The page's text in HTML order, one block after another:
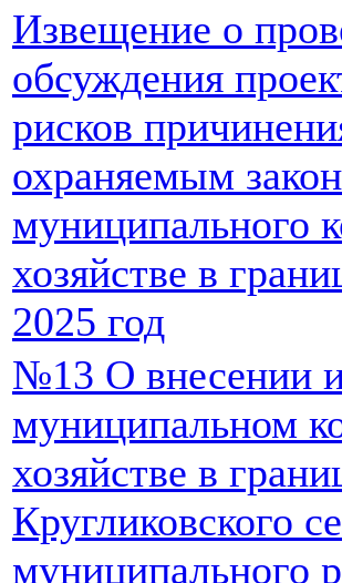
Извещение о
обсуждения
рисков
охраняемым
муниципального
хозяйстве в
2025 год
№13 О внесении
муниципальном
хозяйстве в
Кругликовского
муниципального